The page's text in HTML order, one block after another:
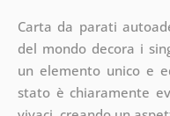
Carta da parati
del mondo decora i
un elemento unico e
stato è chiaramente